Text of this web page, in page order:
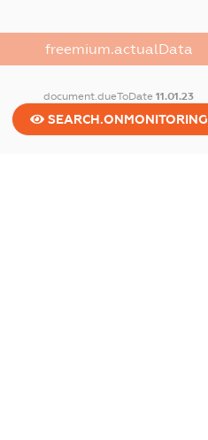
freemium.actualData
document.dueToDate11.01.23
SEARCH.ONMONITORING